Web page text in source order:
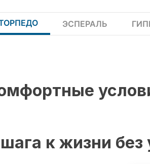
ЭСПЕРАЛЬ
к жизни без